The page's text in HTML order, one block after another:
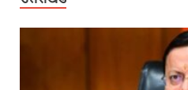
PANKHUDI
Gram